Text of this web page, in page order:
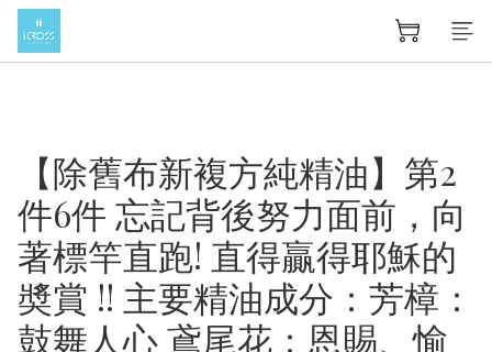
【除舊布新複方純精油】第2
件6件 忘記背後努力面前，向
著標竿直跑! 直得贏得耶穌的
奬賞 !! 主要精油成分：芳樟：
鼓舞人心 鳶尾花：恩賜、愉